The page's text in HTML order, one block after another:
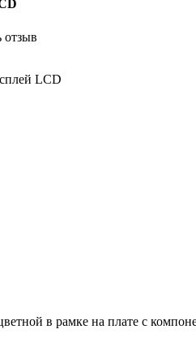
отзыв
LCD
в рамке на плате с